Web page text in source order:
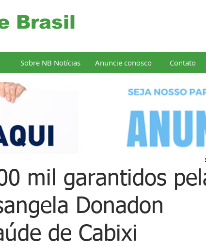
Brasil
Sobre NB Notícias Anuncie conosco Contato
mil garantidos
Donadon
de Cabixi